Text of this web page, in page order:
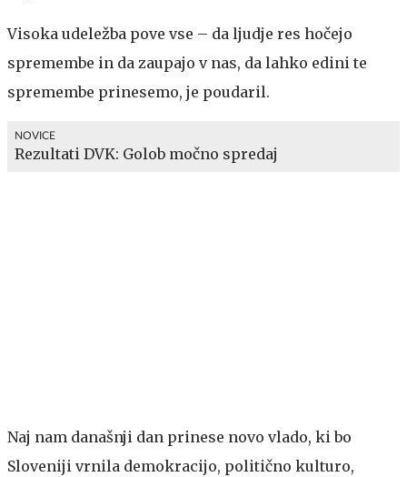
Visoka udeležba pove vse – da ljudje res hočejo
spremembe in da zaupajo v nas, da lahko edini te
spremembe prinesemo, je poudaril.
NOVICE
Rezultati DVK: Golob močno spredaj
Naj nam današnji dan prinese novo vlado, ki bo
Sloveniji vrnila demokracijo, politično kulturo,